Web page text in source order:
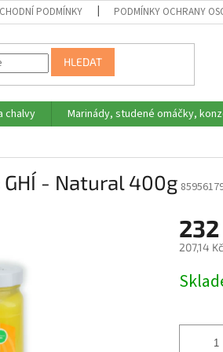
PODMÍNKY PODMÍNKY OCHRANY
HLEDAT
chalvy Marinády, studené omáčky,
- Natural 400g
232
207,14
cena: